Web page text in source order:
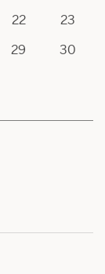
22
23
29
30